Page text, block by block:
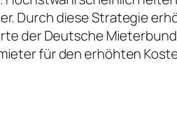
Durch diese Strategie
der Deutsche
für den erhöhten